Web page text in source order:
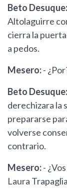
Beto Desuque:
Altolaguirre
cierra la
a pedos.
Mesero:-
Beto Desuque:
derechizara la
prepararse
volverse
contrario.
Mesero:-
Laura